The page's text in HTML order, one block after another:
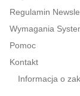
polityka,
Regulamin
Wymagania
Pomoc
Kontakt
Informacja o